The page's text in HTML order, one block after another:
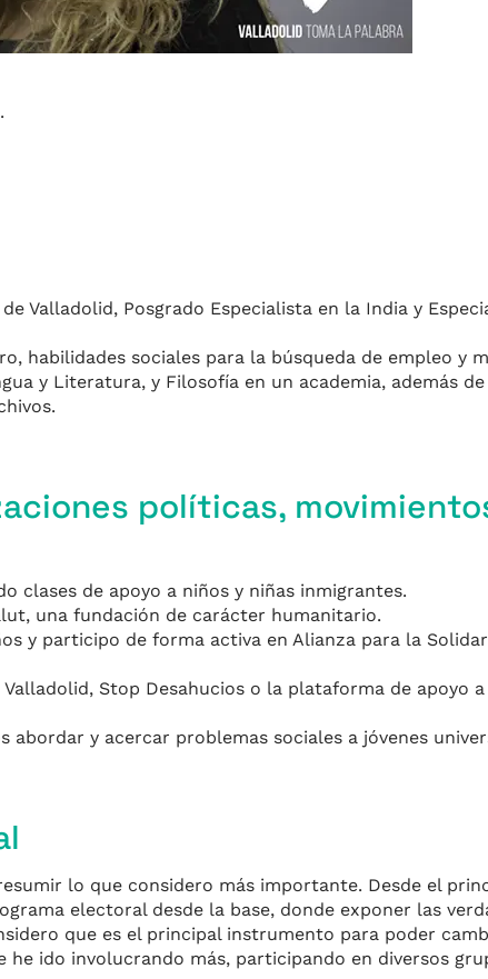
Valladolid, Posgrado Especialista en la India y
habilidades sociales para la búsqueda de empleo y
y Literatura, y Filosofía en un academia, además
políticas,
clases de apoyo a niños y niñas inmigrantes.
una fundación de carácter humanitario.
y participo de forma activa en Alianza para la
Stop Desahucios o la plataforma de apoyo
abordar y acercar problemas sociales a jóvenes
lo que considero más importante. Desde el
electoral desde la base, donde exponer las
que es el principal instrumento para poder
he ido involucrando más, participando en diversos